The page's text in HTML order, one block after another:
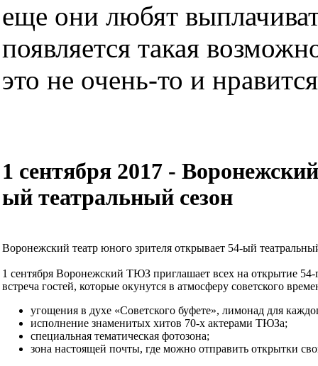
еще они любят
появляется такая
это не очень-то и
1 сентября 2017 -
ый театральный сезон
Воронежский театр юного зрителя открывает 54-ый
1 сентября Воронежский ТЮЗ приглашает всех на открытие 54-
встреча гостей, которые окунутся в атмосферу советского
угощения в духе «Советского буфете», лимонад для
исполнение знаменитых хитов 70-х актерами ТЮЗа;
специальная тематическая фотозона;
зона настоящей почты, где можно отправить открытки